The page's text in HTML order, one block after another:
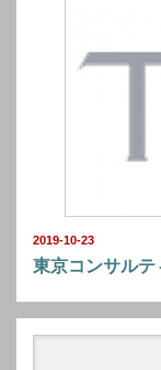
2019-10-23
東京コンサル